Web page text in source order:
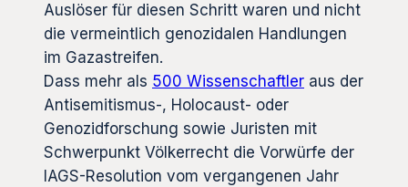
Auslöser für diesen Schritt waren und nicht
die vermeintlich genozidalen Handlungen
im Gazastreifen.
Dass mehr als 500 Wissenschaftler aus der
Antisemitismus-, Holocaust- oder
Genozidforschung sowie Juristen mit
Schwerpunkt Völkerrecht die Vorwürfe der
IAGS-Resolution vom vergangenen Jahr